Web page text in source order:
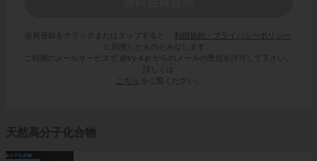
会員登録をクリックまたはタップすると、
利用規約・プライバシーポリシー
に同意したものとみなします。
ご利用のメールサービスで @try-it.jp からのメールの受信を許可して下さい。
詳しくは
こちら
をご覧ください。
天然高分子化合物